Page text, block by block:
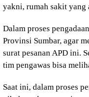
yakni, rumah sakit yang
Dalam proses
Provinsi Sumbar, agar
surat pesanan APD ini.
tim pengawas bisa
Saat ini, dalam proses